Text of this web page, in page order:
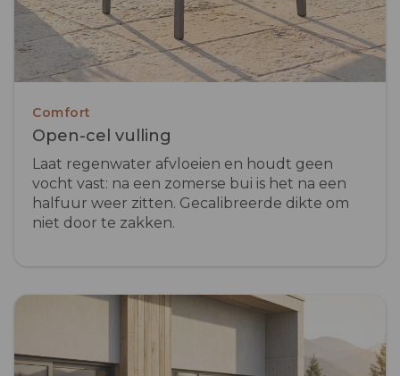
Comfort
Open-cel vulling
Laat regenwater afvloeien en houdt geen
vocht vast: na een zomerse bui is het na een
halfuur weer zitten. Gecalibreerde dikte om
niet door te zakken.